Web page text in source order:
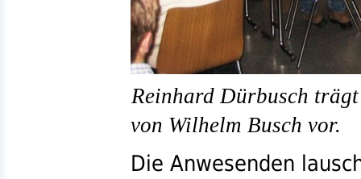
Reinhard Dürbusch
von Wilhelm Busch vor.
Die Anwesenden